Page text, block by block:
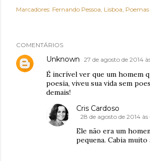
Marcadores: Fernando Pessoa Lisboa
COMENTÁRIOS
Unknown 27 de agosto de 2014
É incrível ver que um homem
poesia, viveu sua vida sem
demais!
Cris Cardoso
28 de agosto de 2014
Ele não era um
pequena. Cabia muito